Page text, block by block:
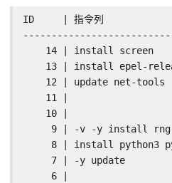
ID     | 指令列
14 | install screen
13 | install epel-
12 | update net-tools
11 |
10 |
9 | -v -y install
8 | install python3
7 | -y update
6 |